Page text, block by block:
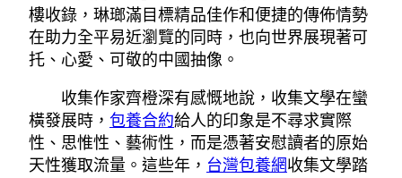
樓收錄，琳瑯滿目標精品佳作和便捷的傳佈情勢
在助力全平易近瀏覽的同時，也向世界展現著可
托、心愛、可敬的中國抽像。
收集作家齊橙深有感慨地說，收集文學在蠻
橫發展時， 包養合約給人的印象是不尋求實際
性、思惟性、藝術性，而是憑著安慰讀者的原始
天性獲取流量。這些年， 台灣包養網收集文學踏